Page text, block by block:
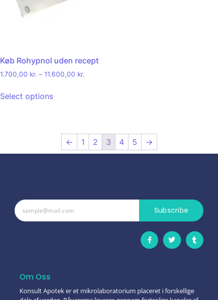
Køb Rohypnol uden recept
1.700,00 kr. – 11.600,00 kr.
Select options
← 1 2 3 4 5 →
Subscribe
Om Oss
Konsult Apotek er et mikrolaboratorium placeret i forskellige